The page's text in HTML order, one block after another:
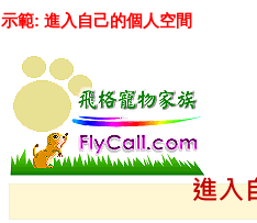
示範: 進入自己的個人空間